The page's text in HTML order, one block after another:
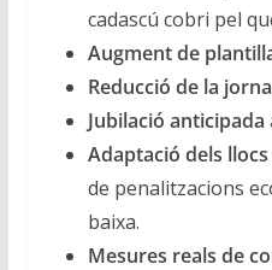
cadascú cobri pel
Augment de
Reducció de la
Jubilació anticipada
Adaptació dels
de penalitzacions
baixa.
Mesures reals de